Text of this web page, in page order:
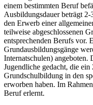
einem bestimmten Beruf
Ausbildungsdauer beträgt
den Erwerb einer
teilweise abgeschlossenen
entsprechenden Berufs vor.
Grundausbildungsgänge
Internatschulen) angeboten.
Jugendliche gedacht, die
Grundschulbildung in den
erworben haben. Im
Beruf erlernt.